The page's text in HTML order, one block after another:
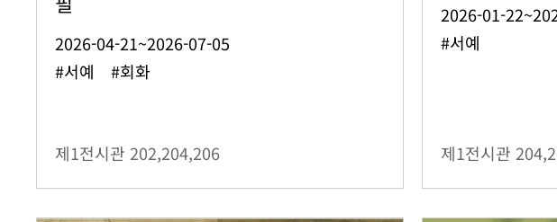
2026-04-21~2026-07-05
#서예 #회화
제1전시관 202,204,206
2026-01-
#서예
제1전시관